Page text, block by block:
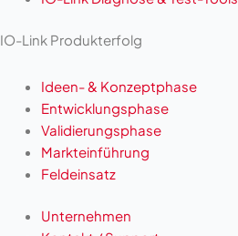
IO-Link Produkterfolg
Ideen- & Konzeptphase
Entwicklungsphase
Validierungsphase
Markteinführung
Feldeinsatz
Unternehmen